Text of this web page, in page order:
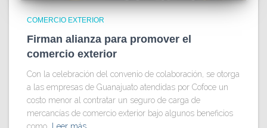
COMERCIO EXTERIOR
Firman alianza para promover el
comercio exterior
Con la celebración del convenio de colaboración, se otorga
a las empresas de Guanajuato atendidas por Cofoce un
costo menor al contratar un seguro de carga de
mercancías de comercio exterior bajo algunos beneficios